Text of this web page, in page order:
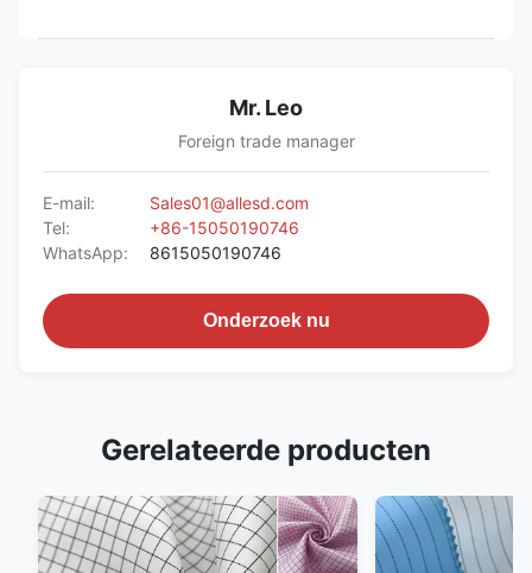
Mr. Leo
Foreign trade manager
E-mail:
Sales01@allesd.com
Tel:
+86-15050190746
WhatsApp:
8615050190746
Onderzoek nu
Gerelateerde producten